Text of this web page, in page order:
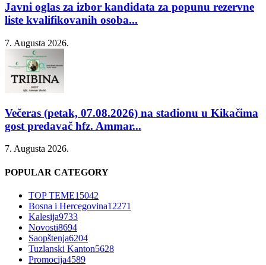
Javni oglas za izbor kandidata za popunu rezervne
liste kvalifikovanih osoba...
7. Augusta 2026.
Večeras (petak, 07.08.2026) na stadionu u Kikačima
gost predavač hfz. Ammar...
7. Augusta 2026.
POPULAR CATEGORY
TOP TEME15042
Bosna i Hercegovina12271
Kalesija9733
Novosti8694
Saopštenja6204
Tuzlanski Kanton5628
Promocija4589